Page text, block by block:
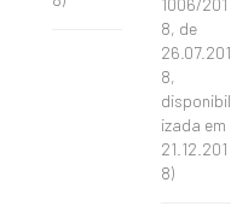
1006/201
8, de
26.07.201
8,
disponibil
izada em
21.12.201
8)